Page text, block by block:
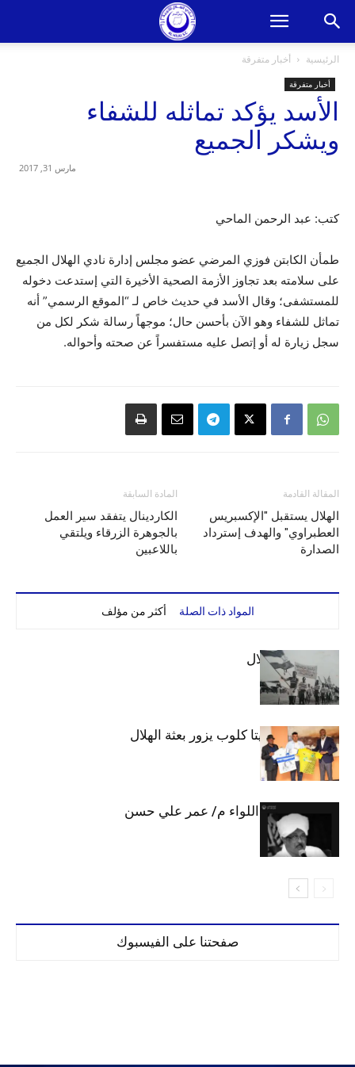
الرئيسية أخبار متفرقة
أخبار متفرقة
ﺍﻷﺳﺪ ﻳﺆﻛﺪ ﺗﻤﺎﺛﻠﻪ ﻟﻠﺸﻔﺎﺀ
ﻭﻳﺸﻜﺮ ﺍﻟﺠﻤﻴﻊ
مارس 31, 2017
كتب: عبد الرحمن الماحي
طمأن الكابتن فوزي المرضي عضو مجلس إدارة نادي الهلال الجميع
على سلامته بعد تجاوز الأزمة الصحية الأخيرة التي إستدعت دخوله
للمستشفى؛ وقال الأسد في حديث خاص لـ “الموقع الرسمي” أنه
تماثل للشفاء وهو الآن بأحسن حال؛ موجهاً رسالة شكر لكل من
سجل زيارة له أو إتصل عليه مستفسراً عن صحته وأحواله.
المادة السابقة
الكاردينال يتفقد سير العمل
بالجوهرة الزرقاء ويلتقي
باللاعبين
المقالة القادمة
الهلال يستقبل "الإكسبريس
العطبراوي" والهدف إسترداد
الصدارة
المواد ذات الصلة أكثر من مؤلف
الهلال والاستقلال
وفد رفيع من فيتا كلوب يزور بعثة الهلال
الهلال يحتسب اللواء م/ عمر علي حسن
صفحتنا على الفيسبوك